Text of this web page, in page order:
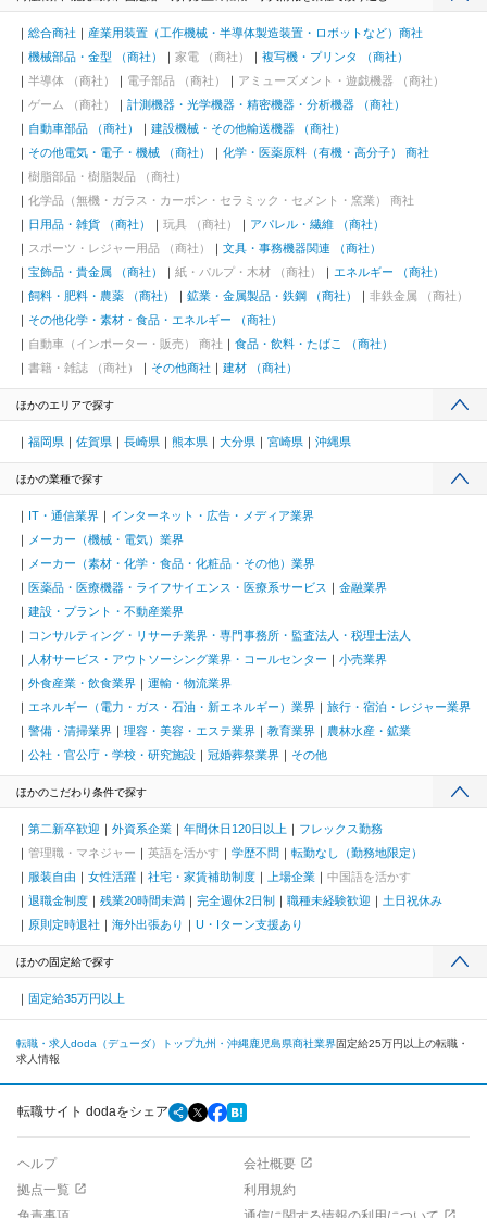
総合商社
産業用装置（工作機械・半導体製造装置・ロボットなど）商社
機械部品・金型 （商社）
家電 （商社）
複写機・プリンタ （商社）
半導体 （商社）
電子部品 （商社）
アミューズメント・遊戯機器 （商社）
ゲーム （商社）
計測機器・光学機器・精密機器・分析機器 （商社）
自動車部品 （商社）
建設機械・その他輸送機器 （商社）
その他電気・電子・機械 （商社）
化学・医薬原料（有機・高分子） 商社
樹脂部品・樹脂製品 （商社）
化学品（無機・ガラス・カーボン・セラミック・セメント・窯業） 商社
日用品・雑貨 （商社）
玩具 （商社）
アパレル・繊維 （商社）
スポーツ・レジャー用品 （商社）
文具・事務機器関連 （商社）
宝飾品・貴金属 （商社）
紙・パルプ・木材 （商社）
エネルギー （商社）
飼料・肥料・農薬 （商社）
鉱業・金属製品・鉄鋼 （商社）
非鉄金属 （商社）
その他化学・素材・食品・エネルギー （商社）
自動車（インポーター・販売） 商社
食品・飲料・たばこ （商社）
書籍・雑誌 （商社）
その他商社 建材 （商社）
ほかのエリアで探す
福岡県 佐賀県 長崎県 熊本県 大分県 宮崎県 沖縄県
ほかの業種で探す
IT・通信業界
インターネット・広告・メディア業界
メーカー（機械・電気）業界
メーカー（素材・化学・食品・化粧品・その他）業界
医薬品・医療機器・ライフサイエンス・医療系サービス
金融業界
建設・プラント・不動産業界
コンサルティング・リサーチ業界・専門事務所・監査法人・税理士法人
人材サービス・アウトソーシング業界・コールセンター
小売業界
外食産業・飲食業界
運輸・物流業界
エネルギー（電力・ガス・石油・新エネルギー）業界
旅行・宿泊・レジャー業界
警備・清掃業界
理容・美容・エステ業界 教育業界
農林水産・鉱業
公社・官公庁・学校・研究施設
冠婚葬祭業界 その他
ほかのこだわり条件で探す
第二新卒歓迎 外資系企業 年間休日120日以上
フレックス勤務
管理職・マネジャー
英語を活かす 学歴不問
転勤なし（勤務地限定）
服装自由
女性活躍 社宅・家賃補助制度 上場企業
中国語を活かす
退職金制度
残業20時間未満 完全週休2日制 職種未経験歓迎
土日祝休み
原則定時退社
海外出張あり U・Iターン支援あり
ほかの固定給で探す
固定給35万円以上
転職・求人doda（デューダ）トップ九州・沖縄鹿児島県商社業界固定給25万円以上の転職・
求人情報
転職サイト dodaをシェア
ヘルプ
会社概要
拠点一覧
利用規約